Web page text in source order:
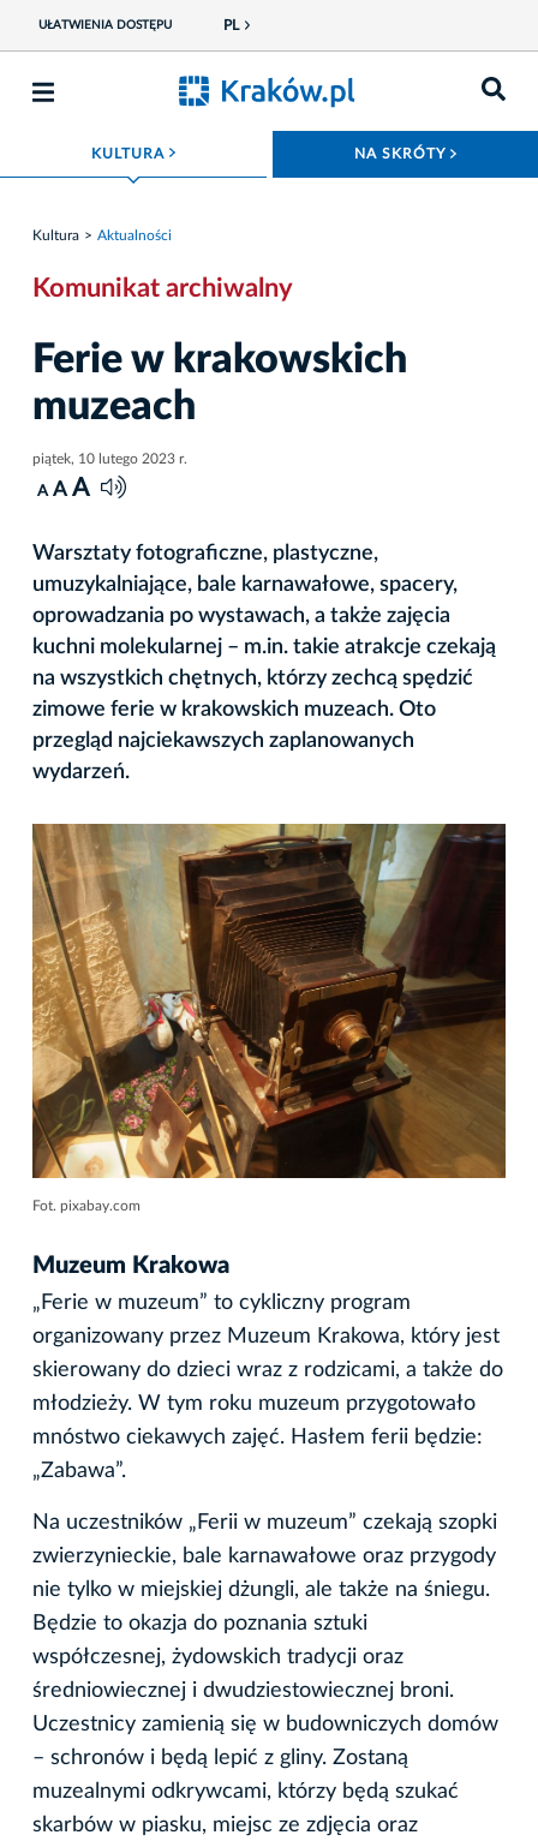
UŁATWIENIA DOSTĘPU PL
KULTURA ROZWIŃ MENU NA SKRÓTY
Kultura Aktualności
Komunikat archiwalny
Ferie w krakowskich
muzeach
piątek, 10 lutego 2023 r.
A A A
Warsztaty fotograficzne, plastyczne,
umuzykalniające, bale karnawałowe, spacery,
oprowadzania po wystawach, a także zajęcia
kuchni molekularnej – m.in. takie atrakcje czekają
na wszystkich chętnych, którzy zechcą spędzić
zimowe ferie w krakowskich muzeach. Oto
przegląd najciekawszych zaplanowanych
wydarzeń.
Fot. pixabay.com
Muzeum Krakowa
„Ferie w muzeum” to cykliczny program
organizowany przez Muzeum Krakowa, który jest
skierowany do dzieci wraz z rodzicami, a także do
młodzieży. W tym roku muzeum przygotowało
mnóstwo ciekawych zajęć. Hasłem ferii będzie:
„Zabawa”.
Na uczestników „Ferii w muzeum” czekają szopki
zwierzynieckie, bale karnawałowe oraz przygody
nie tylko w miejskiej dżungli, ale także na śniegu.
Będzie to okazja do poznania sztuki
współczesnej, żydowskich tradycji oraz
średniowiecznej i dwudziestowiecznej broni.
Uczestnicy zamienią się w budowniczych domów
– schronów i będą lepić z gliny. Zostaną
muzealnymi odkrywcami, którzy będą szukać
skarbów w piasku, miejsc ze zdjęcia oraz